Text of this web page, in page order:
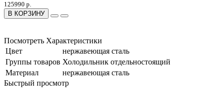
125990 р.
В КОРЗИНУ
Посмотреть Характеристики
Цвет
нержавеющая сталь
Группы товаров Холодильник отдельностоящий
Материал
нержавеющая сталь
Быстрый просмотр